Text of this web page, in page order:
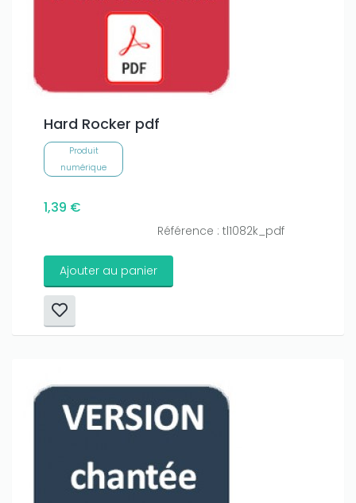
Hard Rocker pdf
Produit
numérique
1,39 €
Référence : tl1082k_pdf
Ajouter au panier